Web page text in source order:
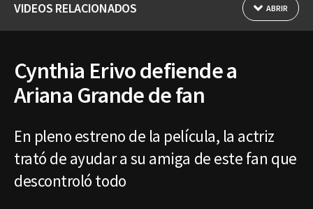
VIDEOS RELACIONADOS ABRIR
Cynthia Erivo defiende a
Ariana Grande de fan
En pleno estreno de la película, la actriz
trató de ayudar a su amiga de este fan que
descontroló todo